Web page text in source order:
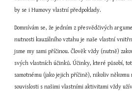
by se i Humovy vlastní předpoklady.
Domnívám se, že jedním z přesvědčivých
nutnosti kauzálního vztahu je naše vlastní
jsme my sami příčinou. Člověk vždy (nutně)
svých vlastních účinků. Účinky, které působí,
samotnému (jako jejich příčině), nikoliv někomu
souvislosti s našimi vlastními aktivitami vždy